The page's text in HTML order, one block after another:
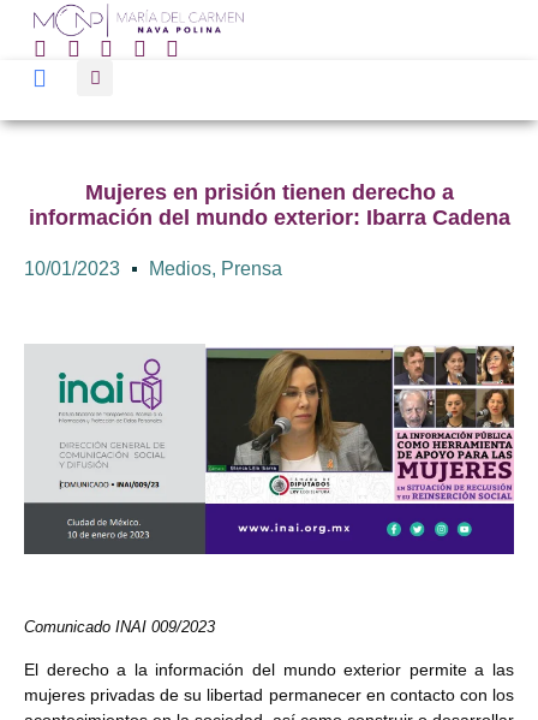
Mujeres en prisión tienen derecho a
información del mundo exterior: Ibarra Cadena
10/01/2023 Medios, Prensa
Comunicado INAI 009/2023
El derecho a la información del mundo exterior permite a las
mujeres privadas de su libertad permanecer en contacto con los